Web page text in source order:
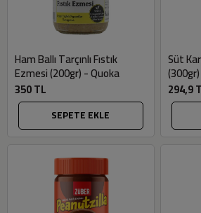
Ham Ballı Tarçınlı Fıstık
Ezmesi (200gr) - Quoka
350 TL
SEPETE EKLE
Süt
294,9